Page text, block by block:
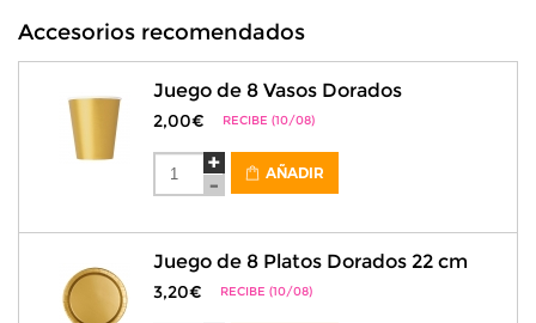
Accesorios recomendados
Juego de 8 Vasos Dorados
2,00€ RECIBE (10/08)
AÑADIR
Juego de 8 Platos Dorados 22 cm
3,20€ RECIBE (10/08)